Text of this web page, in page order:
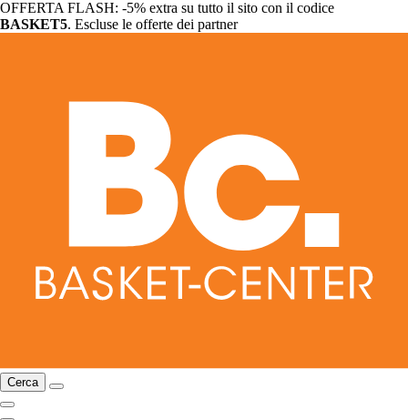
OFFERTA FLASH: -5% extra su tutto il sito con il codice
BASKET5. Escluse le offerte dei partner
Cerca